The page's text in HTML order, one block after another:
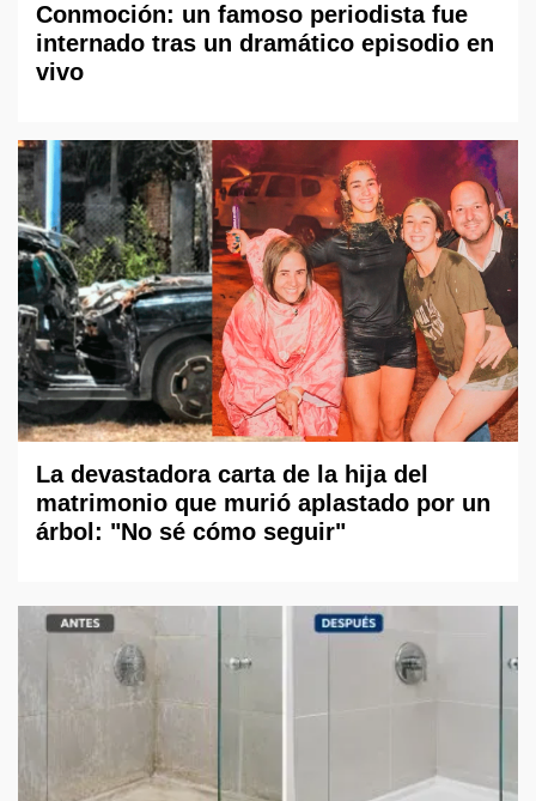
Conmoción: un famoso periodista fue
internado tras un dramático episodio en
vivo
La devastadora carta de la hija del
matrimonio que murió aplastado por un
árbol: "No sé cómo seguir"